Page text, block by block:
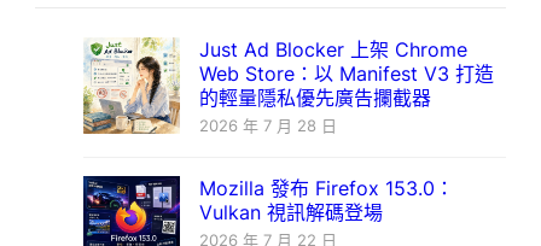
Just Ad Blocker 上架 Chrome
Web Store：以 Manifest V3 打造
的輕量隱私優先廣告攔截器
2026 年 7 月 28 日
Mozilla 發布 Firefox 153.0：
Vulkan 視訊解碼登場
2026 年 7 月 22 日